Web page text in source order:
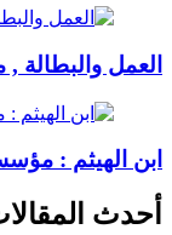
العمل والبطالة
ابن الهيثم :
أحدث